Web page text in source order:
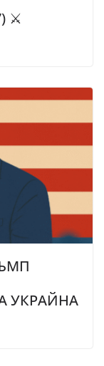
⚔️
УКРАЙНА